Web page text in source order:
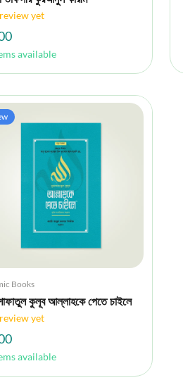
yet
available
Books
কুলূব আল্লাহকে পেতে চাইলে
yet
available